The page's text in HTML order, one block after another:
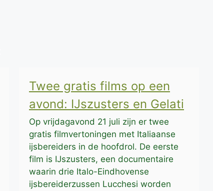
Twee gratis films op een
avond: IJszusters en Gelati
Op vrijdagavond 21 juli zijn er twee
gratis filmvertoningen met Italiaanse
ijsbereiders in de hoofdrol. De eerste
film is IJszusters, een documentaire
waarin drie Italo-Eindhovense
ijsbereiderzussen Lucchesi worden